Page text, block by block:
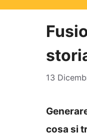
13
cosa si